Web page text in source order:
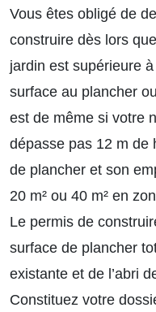
Vous êtes obligé de
construire dès lors
jardin est supérieure
surface au plancher
est de même si votre
dépasse pas 12 m de
de plancher et son
20 m² ou 40 m² en
Le permis de
surface de plancher
existante et de l’abri
Constituez votre